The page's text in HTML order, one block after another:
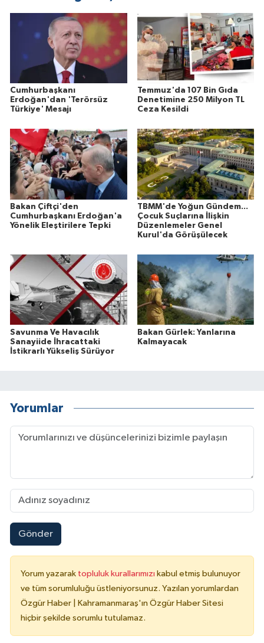
Cumhurbaşkanı
Erdoğan'dan 'Terörsüz
Türkiye' Mesajı
Temmuz'da 107 Bin Gıda
Denetimine 250 Milyon TL
Ceza Kesildi
Bakan Çiftçi'den
Cumhurbaşkanı Erdoğan'a
Yönelik Eleştirilere Tepki
TBMM'de Yoğun Gündem...
Çocuk Suçlarına İlişkin
Düzenlemeler Genel
Kurul'da Görüşülecek
Savunma Ve Havacılık
Sanayiide İhracattaki
İstikrarlı Yükseliş Sürüyor
Bakan Gürlek: Yanlarına
Kalmayacak
Yorumlar
Gönder
Yorum yazarak topluluk kurallarımızı kabul etmiş bulunuyor
ve tüm sorumluluğu üstleniyorsunuz. Yazılan yorumlardan
Özgür Haber | Kahramanmaraş'ın Özgür Haber Sitesi
hiçbir şekilde sorumlu tutulamaz.